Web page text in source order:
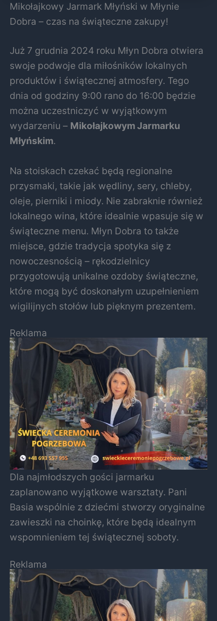
Mikołajkowy Jarmark Młyński w Młynie
Dobra – czas na świąteczne zakupy!
Już 7 grudnia 2024 roku Młyn Dobra otwiera
swoje podwoje dla miłośników lokalnych
produktów i świątecznej atmosfery. Tego
dnia od godziny 9:00 rano do 16:00 będzie
można uczestniczyć w wyjątkowym
wydarzeniu – Mikołajkowym Jarmarku
Młyńskim.
Na stoiskach czekać będą regionalne
przysmaki, takie jak wędliny, sery, chleby,
oleje, pierniki i miody. Nie zabraknie również
lokalnego wina, które idealnie wpasuje się w
świąteczne menu. Młyn Dobra to także
miejsce, gdzie tradycja spotyka się z
nowoczesnością – rękodzielnicy
przygotowują unikalne ozdoby świąteczne,
które mogą być doskonałym uzupełnieniem
wigilijnych stołów lub pięknym prezentem.
Reklama
Dla najmłodszych gości jarmarku
zaplanowano wyjątkowe warsztaty. Pani
Basia wspólnie z dziećmi stworzy oryginalne
zawieszki na choinkę, które będą idealnym
wspomnieniem tej świątecznej soboty.
Reklama